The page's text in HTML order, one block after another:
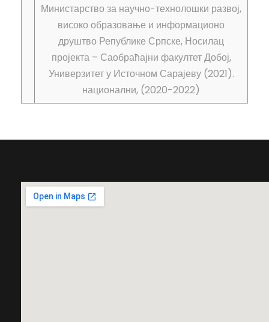
Министарство за научно-технолошки развој,
високо образовање и информационо
друштво Републике Српске, Носилац
пројекта – Саобраћајни факултет Добој,
Универзитет у Источном Сарајеву (2021).
национални, (2020-2022)